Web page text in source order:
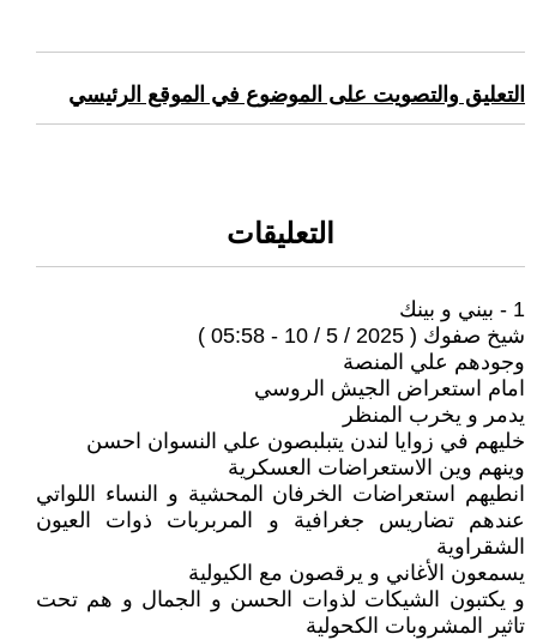
التعليق والتصويت على الموضوع في الموقع الرئيسي
التعليقات
1 - بيني و بينك
شيخ صفوك ( 2025 / 5 / 10 - 05:58 )
وجودهم علي المنصة
امام استعراض الجيش الروسي
يدمر و يخرب المنظر
خليهم في زوايا لندن يتبلبصون علي النسوان احسن
وينهم وين الاستعراضات العسكرية
انطيهم استعراضات الخرفان المحشية و النساء اللواتي
عندهم تضاريس جغرافية و المربربات ذوات العيون
الشقراوية
يسمعون الأغاني و يرقصون مع الكيولية
و يكتبون الشيكات لذوات الحسن و الجمال و هم تحت
تاثير المشروبات الكحولية